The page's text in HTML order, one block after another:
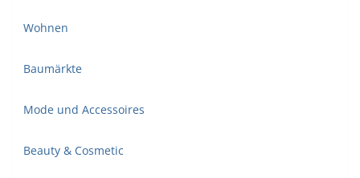
Wohnen
Baumärkte
Mode und Accessoires
Beauty & Cosmetic